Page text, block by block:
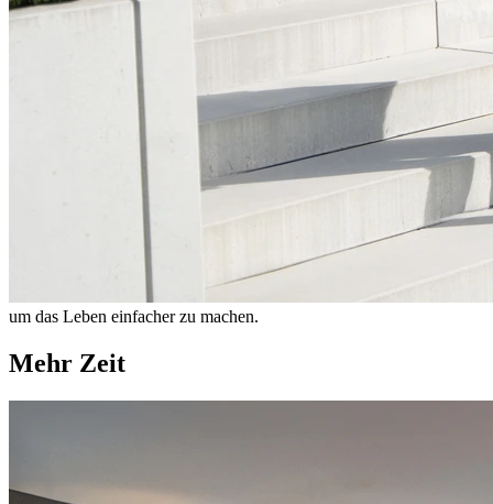
um das Leben einfacher zu machen.
Mehr Zeit